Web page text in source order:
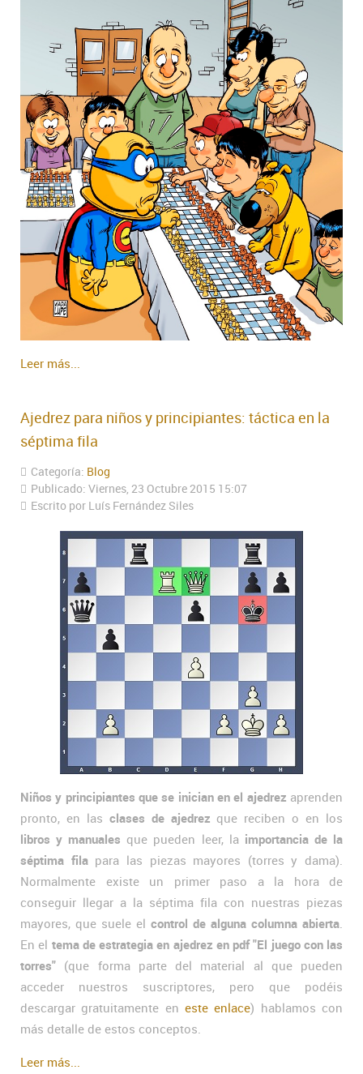
Leer más...
Ajedrez para niños y principiantes: táctica en la
séptima fila
Categoría: Blog
Publicado: Viernes, 23 Octubre 2015 15:07
Escrito por Luís Fernández Siles
Niños y principiantes que se inician en el ajedrez aprenden
pronto, en las clases de ajedrez que reciben o en los
libros y manuales que pueden leer, la importancia de la
séptima filapara las piezas mayores (torres y dama).
Normalmente existe un primer paso a la hora de
conseguir llegar a la séptima fila con nuestras piezas
mayores, que suele el control de alguna columna abierta.
En el tema de estrategia en ajedrez en pdf "El juego con las
torres" (que forma parte del material al que pueden
acceder nuestros suscriptores, pero que podéis
descargar gratuitamente en este enlace) hablamos con
más detalle de estos conceptos.
Leer más...